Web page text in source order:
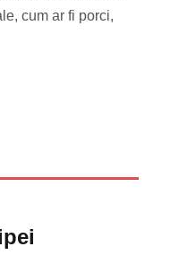
cum ar fi porci,